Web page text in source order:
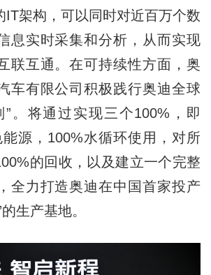
IT架构，可以同时对近百万个数
息实时采集和分析，从而实现
联互通。在可持续性方面，奥
车有限公司积极践行奥迪全球
”。将通过实现三个100%，即
源，100%水循环使用，对所
的回收，以及建立一个完整
全力打造奥迪在中国首家投产
生产基地。